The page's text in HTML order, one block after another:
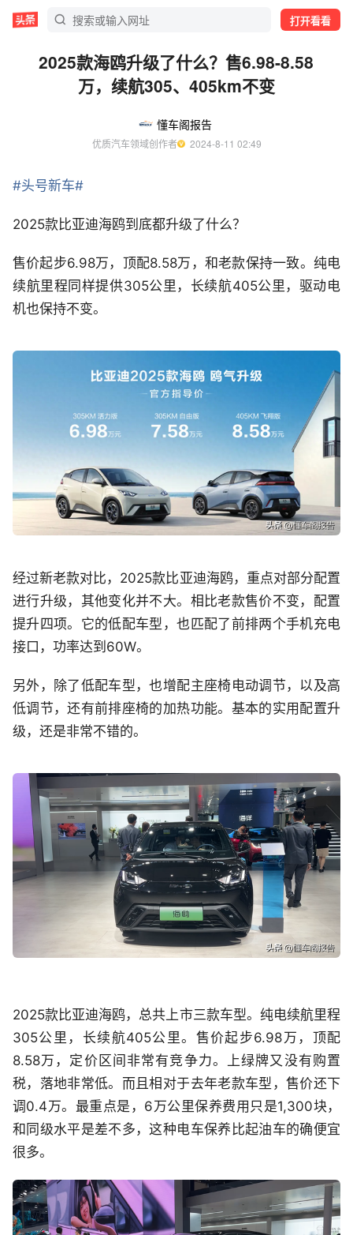
打开看看
2025款海鸥升级了什么？售6.98-8.58
万，续航305、405km不变
懂车阁报告
优质汽车领域创作者
  2024-8-11 02:49
#头号新车#
2025款比亚迪海鸥到底都升级了什么？
售价起步6.98万，顶配8.58万，和老款保持一致。纯电
续航里程同样提供305公里，长续航405公里，驱动电
机也保持不变。
经过新老款对比，2025款比亚迪海鸥，重点对部分配置
进行升级，其他变化并不大。相比老款售价不变，配置
提升四项。它的低配车型，也匹配了前排两个手机充电
接口，功率达到60W。
另外，除了低配车型，也增配主座椅电动调节，以及高
低调节，还有前排座椅的加热功能。基本的实用配置升
级，还是非常不错的。
2025款比亚迪海鸥，总共上市三款车型。纯电续航里程
305公里，长续航405公里。售价起步6.98万，顶配
8.58万，定价区间非常有竞争力。上绿牌又没有购置
税，落地非常低。而且相对于去年老款车型，售价还下
调0.4万。最重点是，6万公里保养费用只是1,300块，
和同级水平是差不多，这种电车保养比起油车的确便宜
很多。